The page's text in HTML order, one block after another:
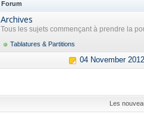
Forum
Archives
Tous les sujets commençant à prendre la
Tablatures & Partitions
04 November
Les